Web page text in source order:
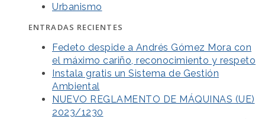
Urbanismo
ENTRADAS RECIENTES
Fedeto despide a Andrés Gómez Mora con
el máximo cariño, reconocimiento y respeto
Instala gratis un Sistema de Gestión
Ambiental
NUEVO REGLAMENTO DE MÁQUINAS (UE)
2023/1230